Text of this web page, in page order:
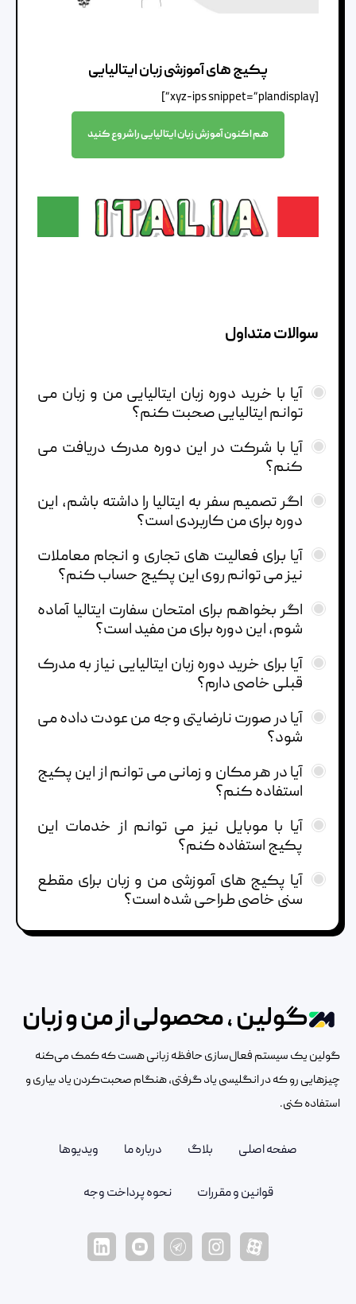
پکیج های آموزشی زبان ایتالیایی
[xyz-ips snippet=”plandisplay”]
هم اکنون آموزش زبان ایتالیایی را شروع کنید
سوالات متداول
آیا با خرید دوره زبان ایتالیایی من و زبان می
توانم ایتالیایی صحبت کنم؟
آیا با شرکت در این دوره مدرک دریافت می
کنم؟
اگر تصمیم سفر به ایتالیا را داشته باشم، این
دوره برای من کاربردی است؟
آیا برای فعالیت های تجاری و انجام معاملات
نیز می توانم روی این پکیج حساب کنم؟
اگر بخواهم برای امتحان سفارت ایتالیا آماده
شوم، این دوره برای من مفید است؟
آیا برای خرید دوره زبان ایتالیایی نیاز به مدرک
قبلی خاصی دارم؟
آیا در صورت نارضایتی وجه من عودت داده می
شود؟
آیا در هر مکان و زمانی می توانم از این پکیج
استفاده کنم؟
آیا با موبایل نیز می توانم از خدمات این
پکیج استفاده کنم؟
آیا پکیج های آموزشی من و زبان برای مقطع
سنی خاصی طراحی شده است؟
گولین ، محصولی از من و زبان
گولین یک سیستم فعال‌سازی حافظه زبانی هست که کمک می‌کنه
چیزهایی رو که در انگلیسی یاد گرفتی، هنگام صحبت‌کردن یاد بیاری و
استفاده کنی.
صفحه اصلی بلاگ درباره ما ویدیوها
قوانین و مقررات نحوه پرداخت وجه